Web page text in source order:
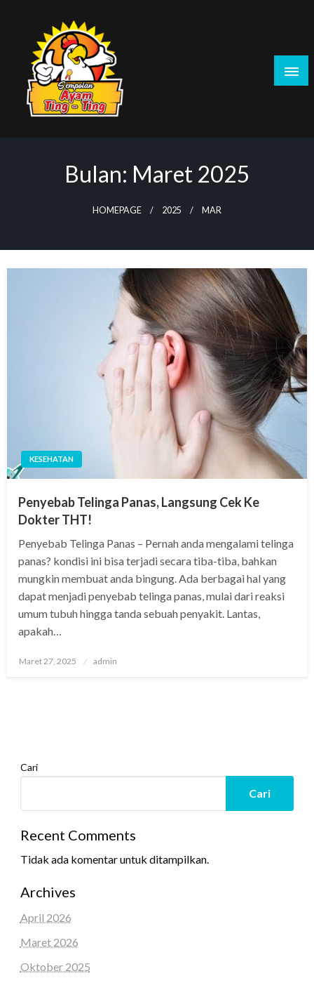
Tingting Sensasi Jajanan Ayam Linting
Bulan: Maret 2025
HOMEPAGE 2025 MAR
KESEHATAN
Penyebab Telinga Panas, Langsung Cek Ke
Dokter THT!
Penyebab Telinga Panas – Pernah anda mengalami telinga
panas? kondisi ini bisa terjadi secara tiba-tiba, bahkan
mungkin membuat anda bingung. Ada berbagai hal yang
dapat menjadi penyebab telinga panas, mulai dari reaksi
umum tubuh hingga tanda sebuah penyakit. Lantas,
apakah…
Posted
Maret 27, 2025 admin
Cari
Cari
Recent Comments
Tidak ada komentar untuk ditampilkan.
Archives
April 2026
Maret 2026
Oktober 2025